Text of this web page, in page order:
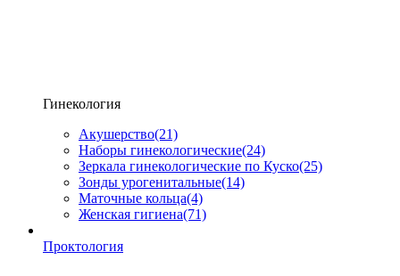
Гинекология
Акушерство(21)
Наборы гинекологические(24)
Зеркала гинекологические по Куско(25)
Зонды урогенитальные(14)
Маточные кольца(4)
Женская гигиена(71)
Проктология